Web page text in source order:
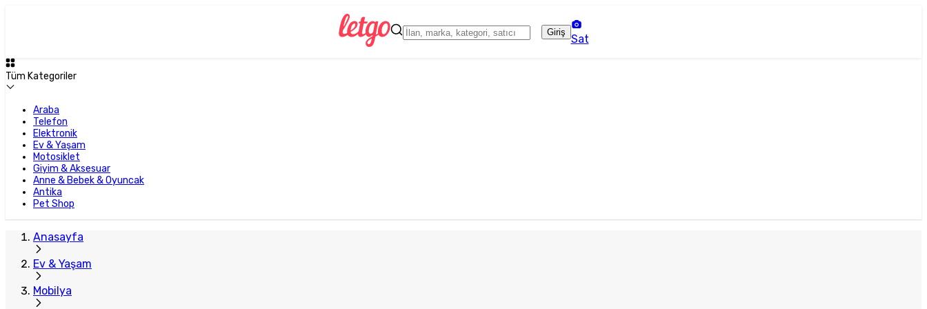
Giriş
Sat
Tüm Kategoriler
Araba
Telefon
Elektronik
Ev & Yaşam
Motosiklet
Giyim & Aksesuar
Anne & Bebek & Oyuncak
Antika
Pet Shop
Anasayfa
Ev & Yaşam
Mobilya